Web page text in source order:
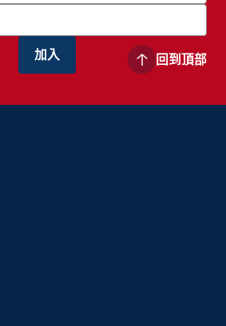
回到頂部